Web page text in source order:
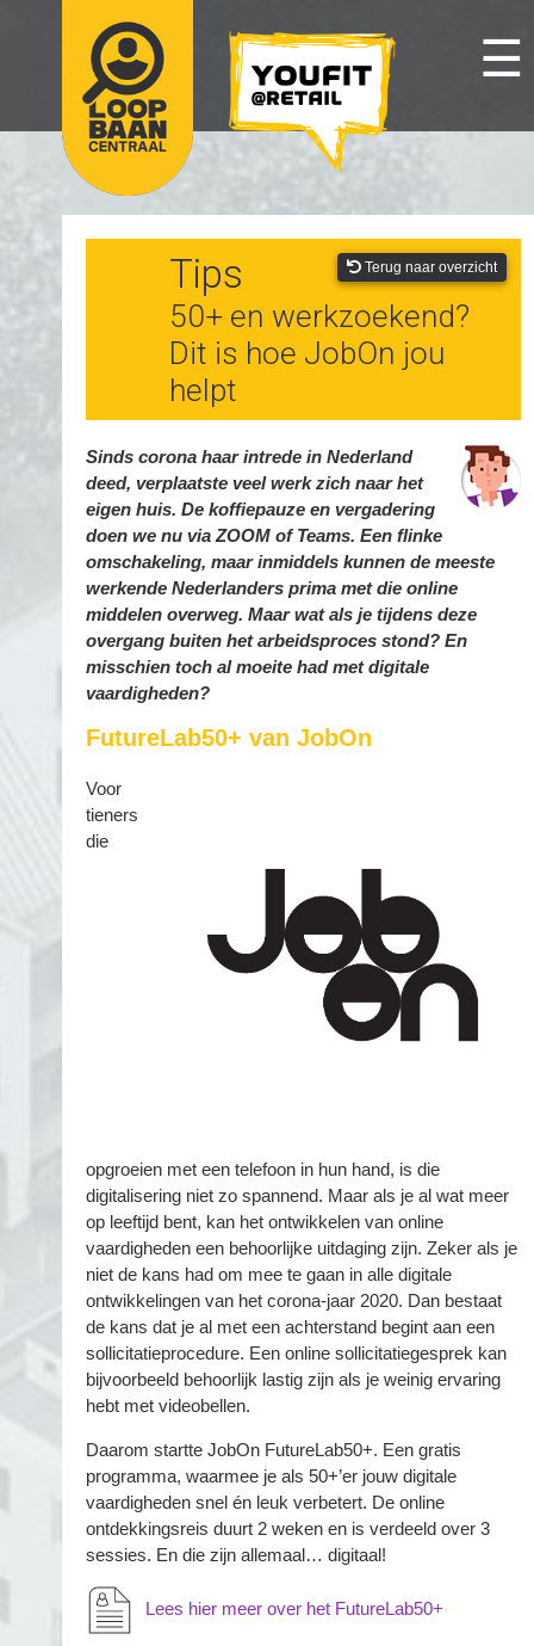
☰
Tips
50+ en werkzoekend?
Dit is hoe JobOn jou
helpt
Terug naar overzicht
Sinds corona haar intrede in Nederland
deed, verplaatste veel werk zich naar het
eigen huis. De koffiepauze en vergadering
doen we nu via ZOOM of Teams. Een flinke
omschakeling, maar inmiddels kunnen de meeste
werkende Nederlanders prima met die online
middelen overweg. Maar wat als je tijdens deze
overgang buiten het arbeidsproces stond? En
misschien toch al moeite had met digitale
vaardigheden?
FutureLab50+ van JobOn
Voor
tieners
die
opgroeien met een telefoon in hun hand, is die
digitalisering niet zo spannend. Maar als je al wat meer
op leeftijd bent, kan het ontwikkelen van online
vaardigheden een behoorlijke uitdaging zijn. Zeker als je
niet de kans had om mee te gaan in alle digitale
ontwikkelingen van het corona-jaar 2020. Dan bestaat
de kans dat je al met een achterstand begint aan een
sollicitatieprocedure. Een online sollicitatiegesprek kan
bijvoorbeeld behoorlijk lastig zijn als je weinig ervaring
hebt met videobellen.
Daarom startte JobOn FutureLab50+. Een gratis
programma, waarmee je als 50+’er jouw digitale
vaardigheden snel én leuk verbetert. De online
ontdekkingsreis duurt 2 weken en is verdeeld over 3
sessies. En die zijn allemaal… digitaal!
Lees hier meer over het FutureLab50+